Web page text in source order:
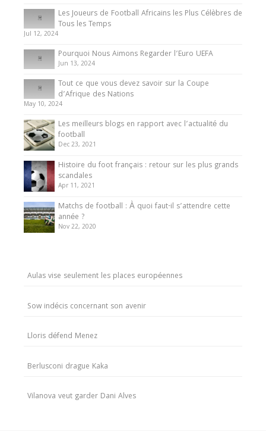
Les Joueurs de Football Africains les Plus Célèbres de
Tous les Temps
Jul 12, 2024
Pourquoi Nous Aimons Regarder l’Euro UEFA
Jun 13, 2024
Tout ce que vous devez savoir sur la Coupe
d’Afrique des Nations
May 10, 2024
Les meilleurs blogs en rapport avec l’actualité du
football
Dec 23, 2021
Histoire du foot français : retour sur les plus grands
scandales
Apr 11, 2021
Matchs de football : À quoi faut-il s’attendre cette
année ?
Nov 22, 2020
Aulas vise seulement les places européennes
Sow indécis concernant son avenir
Lloris défend Menez
Berlusconi drague Kaka
Vilanova veut garder Dani Alves